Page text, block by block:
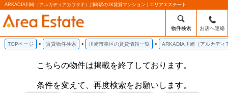
ARKADIA川崎（アルカディアカワサキ）川崎駅の1K賃貸マンション | エリアエステート
物件検索 お店へ連絡
TOPページ 賃貸物件検索 川崎市幸区の賃貸情報一覧 ARKADIA川崎（アルカディ
こちらの物件は掲載を終了しております。
条件を変えて、再度検索をお願いします。